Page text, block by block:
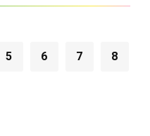
5 6 7 8